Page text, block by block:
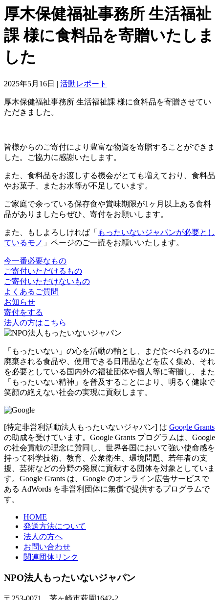
厚木保健福祉事務所 生活福祉
課 様に食料品を寄贈いたしま
した
2025年5月16日 | 活動レポート
厚木保健福祉事務所 生活福祉課 様に食料品を寄贈させてい
ただきました。
皆様からのご寄付により豊富な物資を寄贈することができま
した。ご協力に感謝いたします。
また、食料品をお渡しする機会がとても増えており、食料品
やお菓子、またお水等が不足しています。
ご家庭で余っている保存食や賞味期限が1ヶ月以上ある食料
品がありましたらぜひ、寄付をお願いします。
また、もしよろしければ「 もったいないジャパンが必要とし
ているモノ 」ページのご一読をお願いいたします。
今一番必要なもの
ご寄付いただけるもの
ご寄付いただけないもの
よくあるご質問
お知らせ
寄付をする
法人の方はこちら
「もったいない」の心を活動の軸とし、まだ食べられるのに
廃棄される食品や、使用できる日用品などを広く集め、それ
を必要としている国内外の福祉団体や個人等に寄贈し、また
「もったいない精神」を普及することにより、明るく健康で
笑顔の絶えない社会の実現に貢献します。
[特定非営利活動法人もったいないジャパン] は Google Grants
の助成を受けています。Google Grants プログラムは、Google
の社会貢献の理念に賛同し、世界各国において強い使命感を
持って科学技術、教育、公衆衛生、環境問題、若年者の支
援、芸術などの分野の発展に貢献する団体を対象としていま
す。Google Grants は、Google のオンライン広告サービスで
ある AdWords を非営利団体に無償で提供するプログラムで
す。
HOME
発送方法について
法人の方へ
お問い合わせ
関連団体リンク
NPO法人もったいないジャパン